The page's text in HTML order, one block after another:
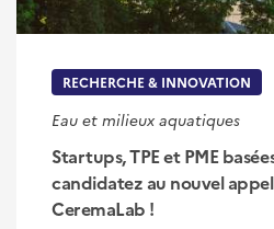
RECHERCHE & INNOVATION
Eau et milieux aquatiques
Startups, TPE et PME
candidatez au nouvel
CeremaLab !